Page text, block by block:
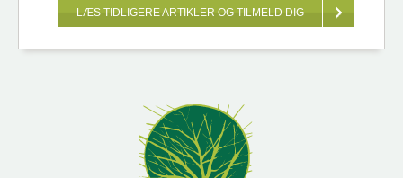
LÆS TIDLIGERE ARTIKLER OG TILMELD DIG